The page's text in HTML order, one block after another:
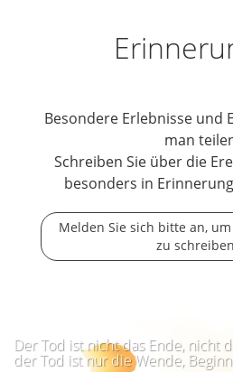
Besondere Erlebnisse und
man
Schreiben Sie über die
besonders in
Melden Sie sich bitte an,
zu schreiben
Der Tod ist nicht das Ende, nicht
der Tod ist nur die Wende,